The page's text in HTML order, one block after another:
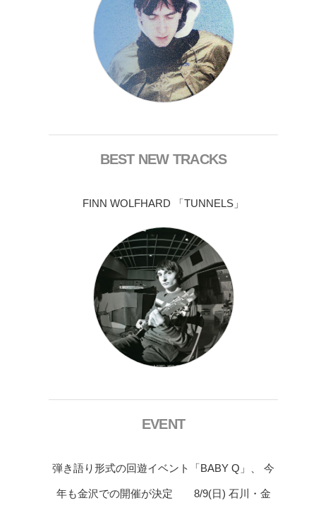
BEST NEW TRACKS
FINN WOLFHARD 「TUNNELS」
EVENT
弾き語り形式の回遊イベント「BABY Q」、 今
年も金沢での開催が決定 8/9(日) 石川・金